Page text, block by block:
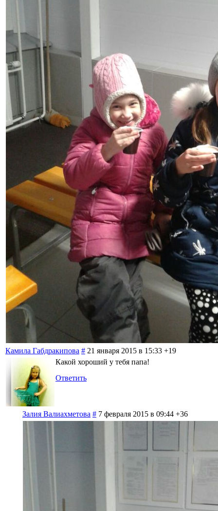
Камила Габдракипова # 21 января 2015 в 15:33 +19
Какой хороший у тебя папа!
Ответить
Залия Валиахметова # 7 февраля 2015 в 09:44 +36